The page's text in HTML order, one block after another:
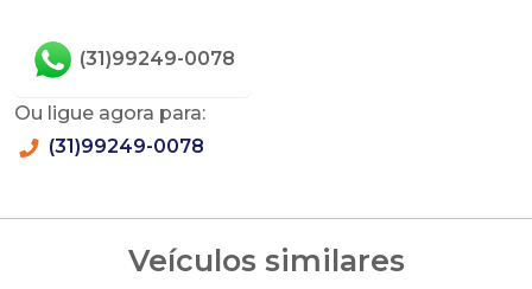
(31)99249-0078
Ou ligue agora para:
(31)99249-0078
Veículos similares